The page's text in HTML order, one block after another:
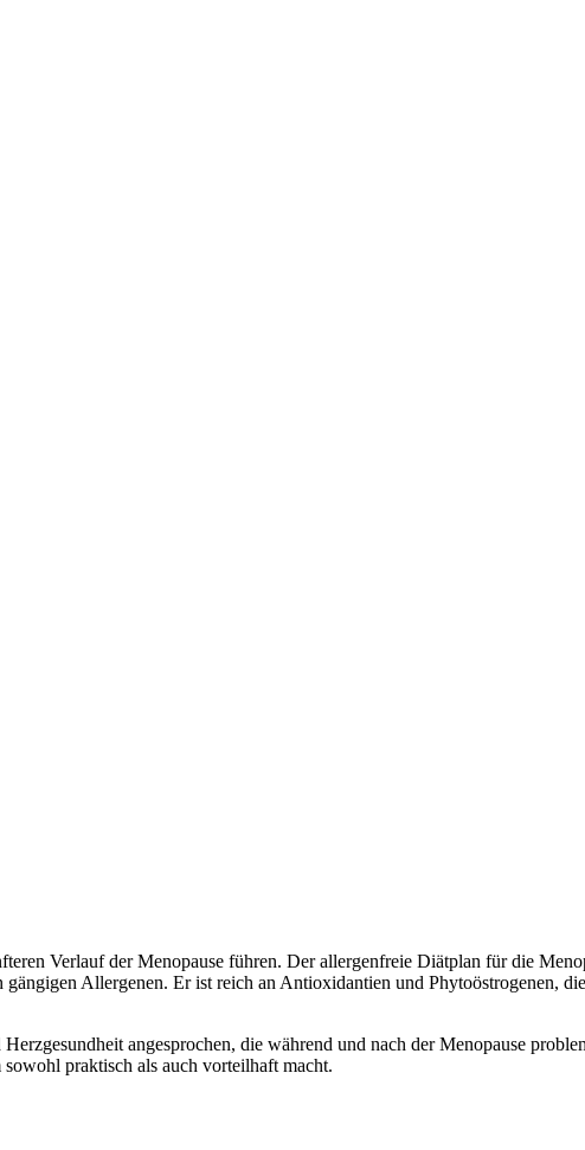
Verlauf der Menopause führen. Der allergenfreie Diätplan für die
Allergenen. Er ist reich an Antioxidantien und Phytoöstrogenen,
angesprochen, die während und nach der Menopause
praktisch als auch vorteilhaft macht.